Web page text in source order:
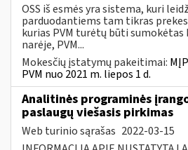
OSS iš esmės yra sistema, kuri
parduodantiems tam tikras prekes
kurias PVM turėtų būti
narėje, PVM...
Mokesčių įstatymų pakeitimai:
PVM nuo 2021 m. liepos 1 d.
Analitinės programinės
paslaugų viešasis pirkimas
Web turinio sąrašas 2022-03-15